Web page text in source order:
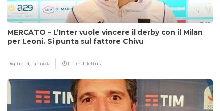
MERCATO – L’Inter vuole vincere il derby con il Milan
per Leoni. Si punta sul fattore Chivu
Digitrend,1 anno fa 1 min di lettura